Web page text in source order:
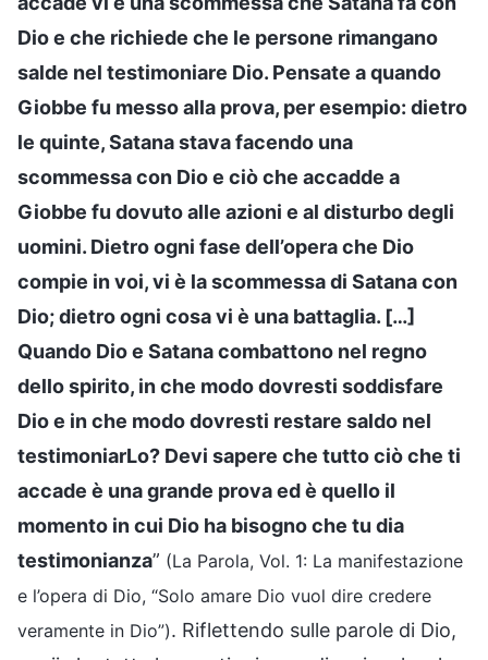
Dio e che richiede che le persone rimangano
salde nel testimoniare Dio. Pensate a quando
Giobbe fu messo alla prova, per esempio: dietro
le quinte, Satana stava facendo una
scommessa con Dio e ciò che accadde a
Giobbe fu dovuto alle azioni e al disturbo degli
uomini. Dietro ogni fase dell’opera che Dio
compie in voi, vi è la scommessa di Satana con
Dio; dietro ogni cosa vi è una battaglia. […]
Quando Dio e Satana combattono nel regno
dello spirito, in che modo dovresti soddisfare
Dio e in che modo dovresti restare saldo nel
testimoniarLo? Devi sapere che tutto ciò che ti
accade è una grande prova ed è quello il
momento in cui Dio ha bisogno che tu dia
testimonianza” (La Parola, Vol. 1: La manifestazione
e l’opera di Dio, “Solo amare Dio vuol dire credere
veramente in Dio”). Riflettendo sulle parole di Dio,